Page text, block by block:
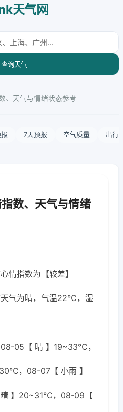
天气网
询天气
、天气与情绪状态参考
7天预报 空气质量 出行
数、天气与情绪
情指数为【较差】
天气为晴，气温22℃，湿
05【 晴 】19~33℃，
，08-07【 小雨 】
】20~31℃，08-09【